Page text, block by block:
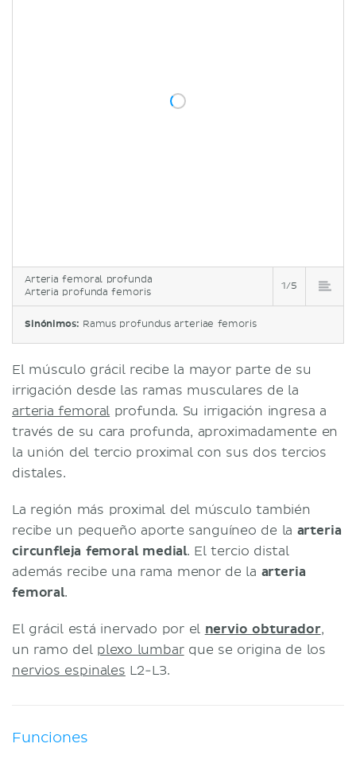
Arteria femoral profunda
Arteria profunda femoris
1/5
Sinónimos: Ramus profundus arteriae femoris
El músculo grácil recibe la mayor parte de su
irrigación desde las ramas musculares de la
arteria femoral profunda. Su irrigación ingresa a
través de su cara profunda, aproximadamente en
la unión del tercio proximal con sus dos tercios
distales.
La región más proximal del músculo también
recibe un pequeño aporte sanguíneo de la arteria
circunfleja femoral medial. El tercio distal
además recibe una rama menor de la arteria
femoral.
El grácil está inervado por el nervio obturador,
un ramo del plexo lumbarque se origina de los
nervios espinales L2-L3.
Funciones